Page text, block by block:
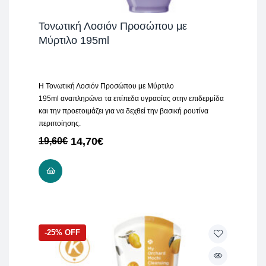
Τονωτική Λοσιόν Προσώπου με
Μύρτιλο 195ml
H Τονωτική Λοσιόν Προσώπου με Μύρτιλο
195ml αναπληρώνει τα επίπεδα υγρασίας στην επιδερμίδα
και την προετοιμάζει για να δεχθεί την βασική ρουτίνα
περιποίησης.
19,60€ 14,70€
-25% OFF